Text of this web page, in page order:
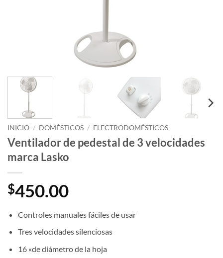
INICIO / DOMÉSTICOS / ELECTRODOMÉSTICOS
Ventilador de pedestal de 3 velocidades
marca Lasko
$450.00
Controles manuales fáciles de usar
Tres velocidades silenciosas
16 «de diámetro de la hoja